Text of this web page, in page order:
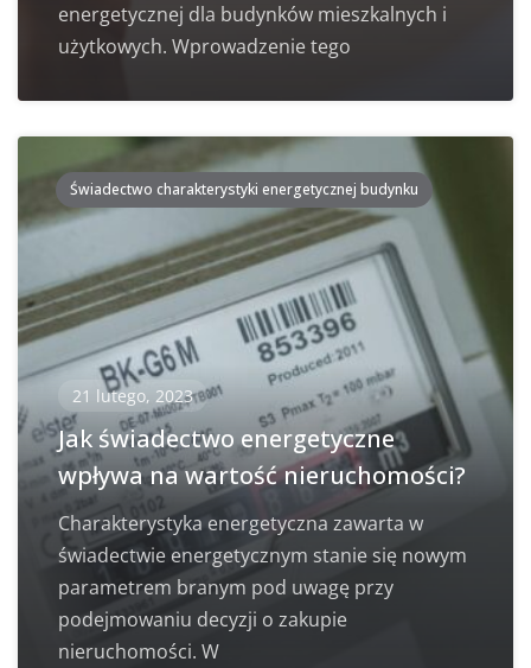
energetycznej dla budynków mieszkalnych i
użytkowych. Wprowadzenie tego
Świadectwo charakterystyki energetycznej budynku
21 lutego, 2023
Jak świadectwo energetyczne
wpływa na wartość nieruchomości?
Charakterystyka energetyczna zawarta w
świadectwie energetycznym stanie się nowym
parametrem branym pod uwagę przy
podejmowaniu decyzji o zakupie
nieruchomości. W